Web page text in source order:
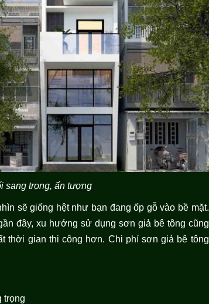
sang trọng, ấn tượng
sẽ giống hệt như bạn đang ốp gỗ vào bề mặt.
đây, xu hướng sử dụng sơn giả bê tông cũng
thời gian thi công hơn. Chi phí sơn giả bê tông
trọng